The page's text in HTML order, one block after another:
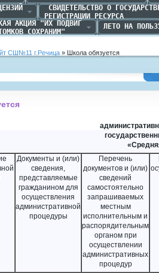
СВИДЕТЕЛЬСТВО О
РЕГИСТРАЦИИ РЕСУРСА
АКЦИЯ "ИХ ПОДВИГ
СОХРАНИМ"
ЛЕТО НА
СШ№11 г.Речица » Школа обязуется
Документы и (или)
сведения,
представляемые
гражданином для
осуществления
административной
процедуры
Перечень
документов и (или)
сведений
самостоятельно
запрашиваемых
местным
исполнительным и
распорядительным
органом при
осуществлении
административных
процедур